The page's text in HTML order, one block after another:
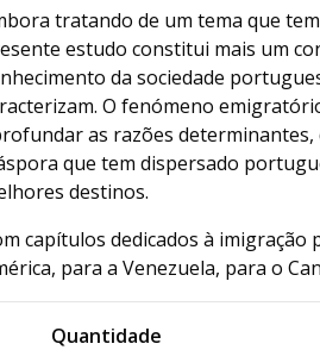
tratando de um tema que
estudo constitui mais um
da sociedade
O fenómeno
as razões determinantes,
que tem dispersado
destinos.
capítulos dedicados à imigração
para a Venezuela, para o
Quantidade